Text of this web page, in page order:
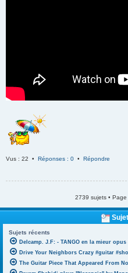
Vus : 22 • Réponses : 0 • Répondre
2739 sujets • Page
Sujets récents
Delcamp. J.F: - TANGO en la mieur opus
Drive Your Neighbors Crazy #guitar
The Guitar Piece That Appeared From